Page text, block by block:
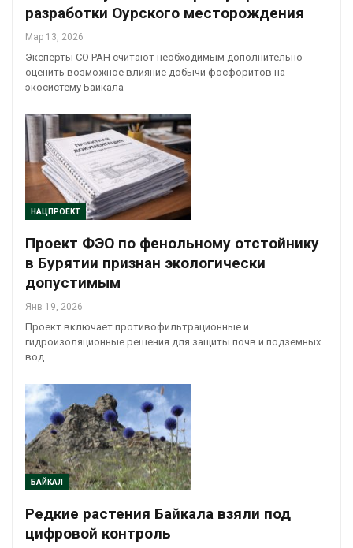
разработки Оурского месторождения
Мар 13, 2026
Эксперты СО РАН считают необходимым дополнительно
оценить возможное влияние добычи фосфоритов на
экосистему Байкала
НАЦПРОЕКТ
Проект ФЭО по фенольному отстойнику
в Бурятии признан экологически
допустимым
Янв 19, 2026
Проект включает противофильтрационные и
гидроизоляционные решения для защиты почв и подземных
вод
БАЙКАЛ
Редкие растения Байкала взяли под
цифровой контроль